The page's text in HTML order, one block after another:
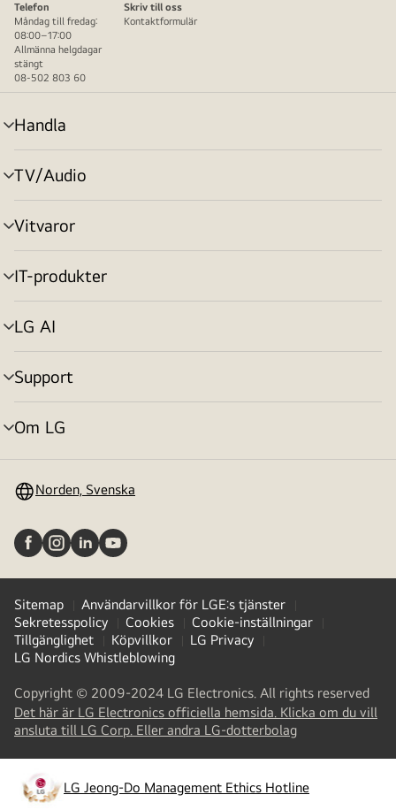
Telefon
Måndag till fredag:
08:00–17:00
Allmänna helgdagar
stängt
08-502 803 60
Skriv till oss
Kontaktformulär
Handla
menyväxling
TV/Audio
menyväxling
Vitvaror
menyväxling
IT-produkter
menyväxling
LG AI
menyväxling
Support
menyväxling
Om LG
menyväxling
Norden, Svenska
Sitemap
Användarvillkor för LGE:s tjänster
Sekretesspolicy
Cookies
Cookie-inställningar
Tillgänglighet
Köpvillkor
LG Privacy
LG Nordics Whistleblowing
Copyright © 2009-2024 LG Electronics. All rights reserved
Det här är LG Electronics officiella hemsida. Klicka om du vill
ansluta till LG Corp. Eller andra LG-dotterbolag(
a
new
tab
LG Jeong-Do Management Ethics Hotline
opens